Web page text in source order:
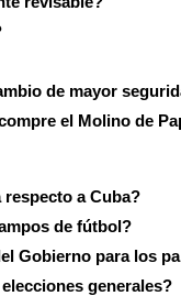
de mayor
el Molino de
respecto a Cuba?
de fútbol?
Gobierno para los
generales?